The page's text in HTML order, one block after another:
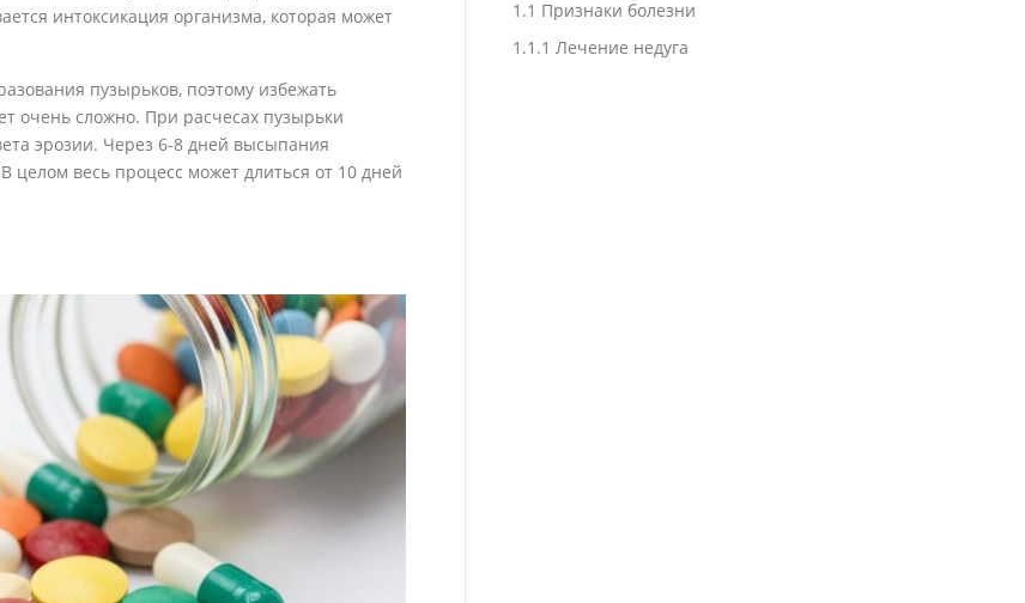
интоксикация организма, которая может
пузырьков, поэтому избежать
очень сложно. При расчесах пузырьки
эрозии. Через 6-8 дней высыпания
весь процесс может длиться от 10 дней
1.1 Признаки болезни
1.1.1 Лечение недуга